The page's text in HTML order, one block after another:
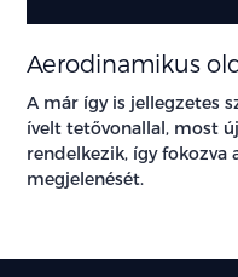
Aerodinamikus
A már így is jellegzetes
ívelt tetővonallal, most
rendelkezik, így fokozva
megjelenését.